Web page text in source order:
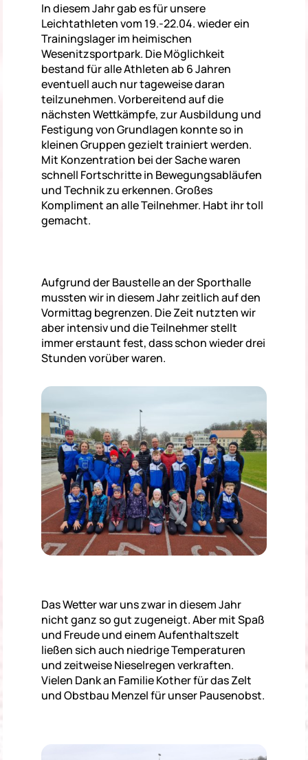
In diesem Jahr gab es für unsere
Leichtathleten vom 19.-22.04. wieder ein
Trainingslager im heimischen
Wesenitzsportpark. Die Möglichkeit
bestand für alle Athleten ab 6 Jahren
eventuell auch nur tageweise daran
teilzunehmen. Vorbereitend auf die
nächsten Wettkämpfe, zur Ausbildung und
Festigung von Grundlagen konnte so in
kleinen Gruppen gezielt trainiert werden.
Mit Konzentration bei der Sache waren
schnell Fortschritte in Bewegungsabläufen
und Technik zu erkennen. Großes
Kompliment an alle Teilnehmer. Habt ihr toll
gemacht.
Aufgrund der Baustelle an der Sporthalle
mussten wir in diesem Jahr zeitlich auf den
Vormittag begrenzen. Die Zeit nutzten wir
aber intensiv und die Teilnehmer stellt
immer erstaunt fest, dass schon wieder drei
Stunden vorüber waren.
Das Wetter war uns zwar in diesem Jahr
nicht ganz so gut zugeneigt. Aber mit Spaß
und Freude und einem Aufenthaltszelt
ließen sich auch niedrige Temperaturen
und zeitweise Nieselregen verkraften.
Vielen Dank an Familie Kother für das Zelt
und Obstbau Menzel für unser Pausenobst.